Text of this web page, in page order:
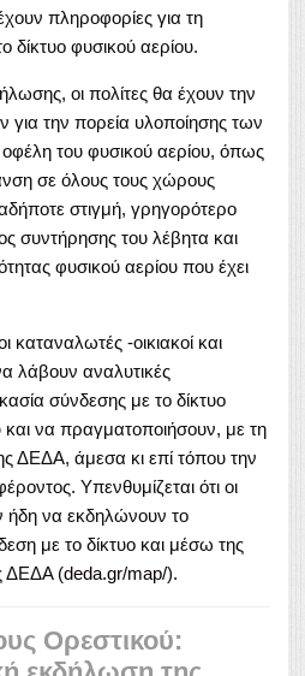
πληροφορίες για τη
δίκτυο φυσικού αερίου.
οι πολίτες θα έχουν την
για την πορεία υλοποίησης των
του φυσικού αερίου, όπως
σε όλους τους χώρους
στιγμή, γρηγορότερο
συντήρησης του λέβητα και
φυσικού αερίου που έχει
καταναλωτές -οικιακοί και
λάβουν αναλυτικές
σύνδεσης με το δίκτυο
και να πραγματοποιήσουν, με τη
ΔΕΔΑ, άμεσα κι επί τόπου την
Υπενθυμίζεται ότι οι
ήδη να εκδηλώνουν το
με το δίκτυο και μέσω της
ΔΕΔΑ (deda.gr/map/).
Ορεστικού: